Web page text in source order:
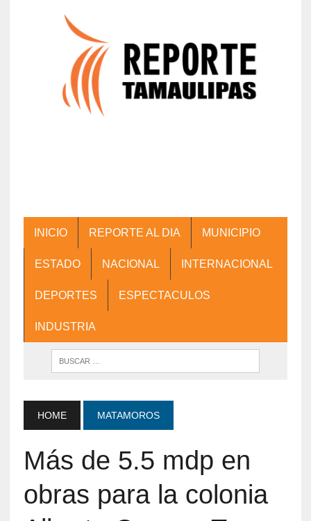
INICIO REPORTE AL DIA MUNICIPIO
ESTADO NACIONAL INTERNACIONAL
DEPORTES ESPECTACULOS
INDUSTRIA
HOME MATAMOROS
Más de 5.5 mdp en
obras para la colonia